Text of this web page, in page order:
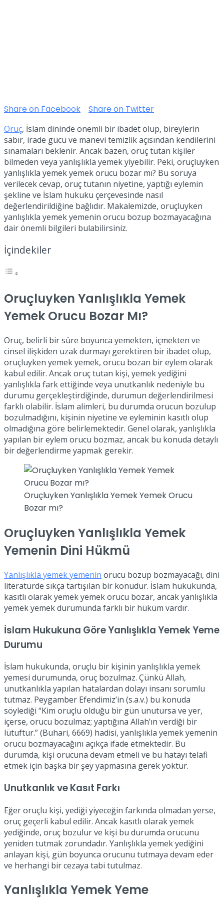
Share on Facebook Share on Twitter
Oruç, İslam dininde önemli bir ibadet olup, bireylerin
sabır, irade gücü ve manevi temizlik açısından kendilerini
sınamaları beklenir. Ancak bazen, oruç tutan kişiler
bilmeden veya yanlışlıkla yemek yiyebilir. Peki, oruçluyken
yanlışlıkla yemek yemek orucu bozar mı? Bu soruya
verilecek cevap, oruç tutanın niyetine, yaptığı eylemin
şekline ve İslam hukuku çerçevesinde nasıl
değerlendirildiğine bağlıdır. Makalemizde, oruçluyken
yanlışlıkla yemek yemenin orucu bozup bozmayacağına
dair önemli bilgileri bulabilirsiniz.
İçindekiler
Oruçluyken Yanlışlıkla Yemek
Yemek Orucu Bozar Mı?
Oruç, belirli bir süre boyunca yemekten, içmekten ve
cinsel ilişkiden uzak durmayı gerektiren bir ibadet olup,
oruçluyken yemek yemek, orucu bozan bir eylem olarak
kabul edilir. Ancak oruç tutan kişi, yemek yediğini
yanlışlıkla fark ettiğinde veya unutkanlık nedeniyle bu
durumu gerçekleştirdiğinde, durumun değerlendirilmesi
farklı olabilir. İslam alimleri, bu durumda orucun bozulup
bozulmadığını, kişinin niyetine ve eyleminin kasıtlı olup
olmadığına göre belirlemektedir. Genel olarak, yanlışlıkla
yapılan bir eylem orucu bozmaz, ancak bu konuda detaylı
bir değerlendirme yapmak gerekir.
Oruçluyken Yanlışlıkla Yemek Yemek Orucu
Bozar mı?
Oruçluyken Yanlışlıkla Yemek
Yemenin Dini Hükmü
Yanlışlıkla yemek yemenin orucu bozup bozmayacağı, dini
literatürde sıkça tartışılan bir konudur. İslam hukukunda,
kasıtlı olarak yemek yemek orucu bozar, ancak yanlışlıkla
yemek yemek durumunda farklı bir hüküm vardır.
İslam Hukukuna Göre Yanlışlıkla Yemek Yeme
Durumu
İslam hukukunda, oruçlu bir kişinin yanlışlıkla yemek
yemesi durumunda, oruç bozulmaz. Çünkü Allah,
unutkanlıkla yapılan hatalardan dolayı insanı sorumlu
tutmaz. Peygamber Efendimiz’in (s.a.v.) bu konuda
söylediği “Kim oruçlu olduğu bir gün unutursa ve yer,
içerse, orucu bozulmaz; yaptığına Allah’ın verdiği bir
lütuftur.” (Buhari, 6669) hadisi, yanlışlıkla yemek yemenin
orucu bozmayacağını açıkça ifade etmektedir. Bu
durumda, kişi orucuna devam etmeli ve bu hatayı telafi
etmek için başka bir şey yapmasına gerek yoktur.
Unutkanlık ve Kasıt Farkı
Eğer oruçlu kişi, yediği yiyeceğin farkında olmadan yerse,
oruç geçerli kabul edilir. Ancak kasıtlı olarak yemek
yediğinde, oruç bozulur ve kişi bu durumda orucunu
yeniden tutmak zorundadır. Yanlışlıkla yemek yediğini
anlayan kişi, gün boyunca orucunu tutmaya devam eder
ve herhangi bir cezaya tabi tutulmaz.
Yanlışlıkla Yemek Yeme